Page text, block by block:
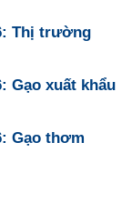
Thị trường
Gạo xuất khẩu
Gạo thơm